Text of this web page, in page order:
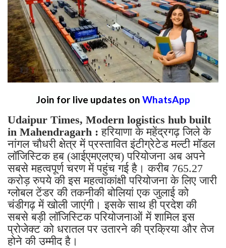
Join for live updates on WhatsApp
Udaipur Times, Modern logistics hub built
in Mahendragarh : हरियाणा के महेंद्रगढ़ जिले के
नांगल चौधरी क्षेत्र में प्रस्तावित इंटीग्रेटेड मल्टी मॉडल
लॉजिस्टिक हब (आईएमएलएच) परियोजना अब अपने
सबसे महत्वपूर्ण चरण में पहुंच गई है। करीब 765.27
करोड़ रुपये की इस महत्वाकांक्षी परियोजना के लिए जारी
ग्लोबल टेंडर की तकनीकी बोलियां एक जुलाई को
चंडीगढ़ में खोली जाएंगी। इसके साथ ही प्रदेश की
सबसे बड़ी लॉजिस्टिक परियोजनाओं में शामिल इस
प्रोजेक्ट को धरातल पर उतारने की प्रक्रिया और तेज
होने की उम्मीद है।